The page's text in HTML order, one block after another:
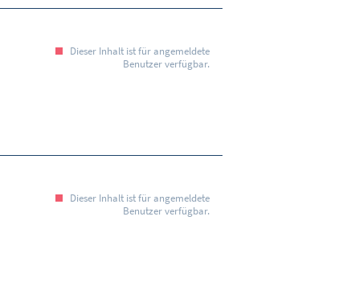
Dieser Inhalt ist für angemeldete
Benutzer verfügbar.
Dieser Inhalt ist für angemeldete
Benutzer verfügbar.